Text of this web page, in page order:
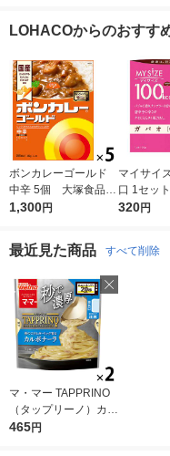
LOHACOからのおすす
ボンカレーゴールド
中辛 5個 大塚食品
レンジ対応
1,300円
マイサイ
口 1セッ
0g）×2
320円
最近見た商品 すべて削除
お気に入りに
登録しました
マ・マー TAPPRINO
（タップリーノ）カル
ボナーラ 1人前・120
465円